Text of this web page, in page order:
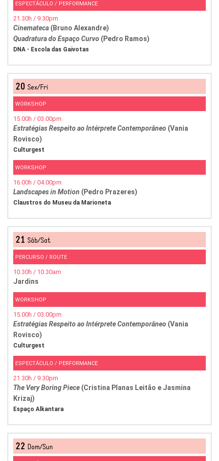
ESPECTÁCULO / PERFORMANCE
21.30h / 9.30pm
Cinemateca (Bruno Alexandre)
Quadratura do Espaço Curvo (Pedro Ramos)
DNA - Escola das Gaivotas
20 Sex/Fri
WORKSHOP
15.00h / 03.00pm
Estratégias Respeito ao Intérprete Contemporâneo (Vania
Rovisco)
Culturgest
WORKSHOP
16.00h / 04.00pm
Landscapes in Motion (Pedro Prazeres)
Claustros do Museu da Marioneta
21 Sáb/Sat
PERCURSO / ROUTE
10.30h / 10.30am
Jardins
WORKSHOP
15.00h / 03.00pm
Estratégias Respeito ao Intérprete Contemporâneo (Vania
Rovisco)
Culturgest
ESPECTÁCULO / PERFORMANCE
21.30h / 9.30pm
The Very Boring Piece (Cristina Planas Leitão e Jasmina
Krizaj)
Espaço Alkantara
22 Dom/Sun